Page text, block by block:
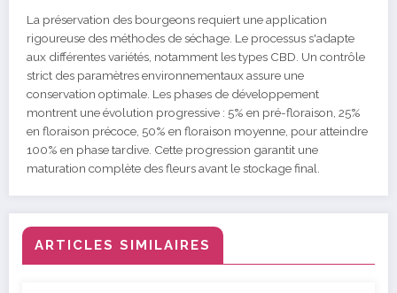
La préservation des bourgeons requiert une application
rigoureuse des méthodes de séchage. Le processus s'adapte
aux différentes variétés, notamment les types CBD. Un contrôle
strict des paramètres environnementaux assure une
conservation optimale. Les phases de développement
montrent une évolution progressive : 5% en pré-floraison, 25%
en floraison précoce, 50% en floraison moyenne, pour atteindre
100% en phase tardive. Cette progression garantit une
maturation complète des fleurs avant le stockage final.
ARTICLES SIMILAIRES